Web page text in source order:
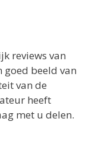
reviews van
goed beeld van
van de
heeft
met u delen.